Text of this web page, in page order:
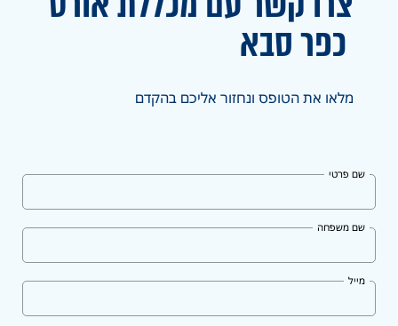
כפר סבא
מלאו את הטופס ונחזור אליכם בהקדם
שם פרטי
שם משפחה
מייל